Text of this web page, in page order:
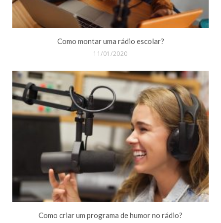
Como montar uma rádio escolar?
11/01/2020
Como criar um programa de humor no rádio?